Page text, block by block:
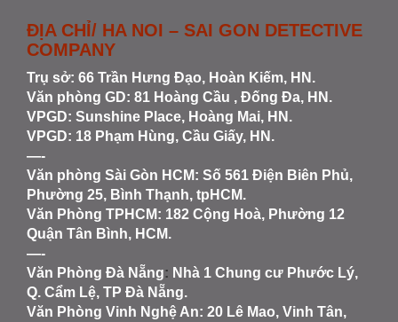
ĐỊA CHỈ/ HA NOI – SAI GON DETECTIVE
COMPANY
Trụ sở: 66 Trần Hưng Đạo, Hoàn Kiếm, HN.
Văn phòng GD: 81 Hoàng Cầu , Đống Đa, HN.
VPGD: Sunshine Place, Hoàng Mai, HN.
VPGD: 18 Phạm Hùng, Cầu Giấy, HN.
—-
Văn phòng Sài Gòn HCM: Số 561 Điện Biên Phủ,
Phường 25, Bình Thạnh, tpHCM.
Văn Phòng TPHCM: 182 Cộng Hoà, Phường 12
Quận Tân Bình, HCM.
—-
Văn Phòng Đà Nẵng: Nhà 1 Chung cư Phước Lý,
Q. Cẩm Lệ, TP Đà Nẵng.
Văn Phòng Vinh Nghệ An: 20 Lê Mao, Vinh Tân,